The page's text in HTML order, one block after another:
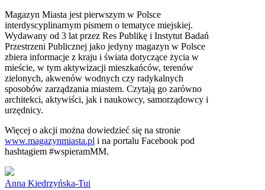
Magazyn Miasta jest pierwszym w Polsce
interdyscyplinarnym pismem o tematyce miejskiej.
Wydawany od 3 lat przez Res Publikę i Instytut Badań
Przestrzeni Publicznej jako jedyny magazyn w Polsce
zbiera informacje z kraju i świata dotyczące życia w
mieście, w tym aktywizacji mieszkańców, terenów
zielonych, akwenów wodnych czy radykalnych
sposobów zarządzania miastem. Czytają go zarówno
architekci, aktywiści, jak i naukowcy, samorządowcy i
urzędnicy.
Więcej o akcji można dowiedzieć się na stronie
www.magazynmiasta.pl i na portalu Facebook pod
hashtagiem #wspieramMM.
Anna Kiedrzyńska-Tui